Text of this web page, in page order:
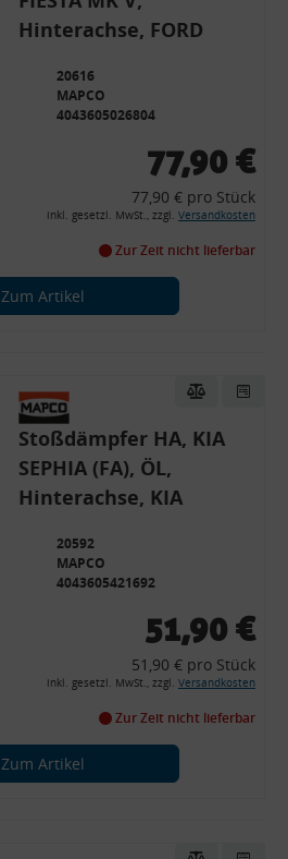
Hinterachse, FORD
20616
MAPCO
4043605026804
77,90 €
77,90 € pro Stück
inkl. gesetzl. MwSt., zzgl. Versandkosten
Zur Zeit nicht lieferbar
Zum Artikel
Stoßdämpfer HA, KIA
SEPHIA (FA), ÖL,
Hinterachse, KIA
20592
MAPCO
4043605421692
51,90 €
51,90 € pro Stück
inkl. gesetzl. MwSt., zzgl. Versandkosten
Zur Zeit nicht lieferbar
Zum Artikel